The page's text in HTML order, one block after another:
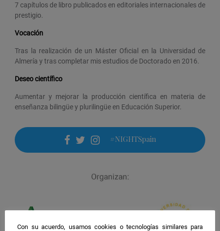
7 capítulos de libro publicados en editoriales internacionales de
prestigio.
Vocación
Tras la realización de un Máster Oficial en la Universidad de
Almería y tras completar mis estudios de Doctorado en 2016.
Deseo científico
Aumentar y mejorar la producción científica en materia de
enseñanza bilingüe y plurilingüe en Educación Superior.
facebook
twitter
instagram
#NIGHTSpain
Con su acuerdo, usamos cookies o tecnologías similares para